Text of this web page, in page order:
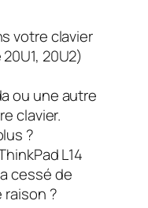
votre clavier
20U2)
ou une autre
clavier.
?
L14
cessé de
?